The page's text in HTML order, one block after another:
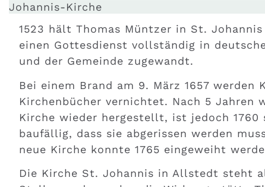
Johannis-Kirche
1523 hält Thomas Müntzer in St.
einen Gottesdienst vollständig in
und der Gemeinde zugewandt.
Bei einem Brand am 9. März 1657 werden
Kirchenbücher vernichtet. Nach 5 Jahren
Kirche wieder hergestellt, ist jedoch 1760
baufällig, dass sie abgerissen werden
neue Kirche konnte 1765 eingeweiht
Die Kirche St. Johannis in Allstedt steht